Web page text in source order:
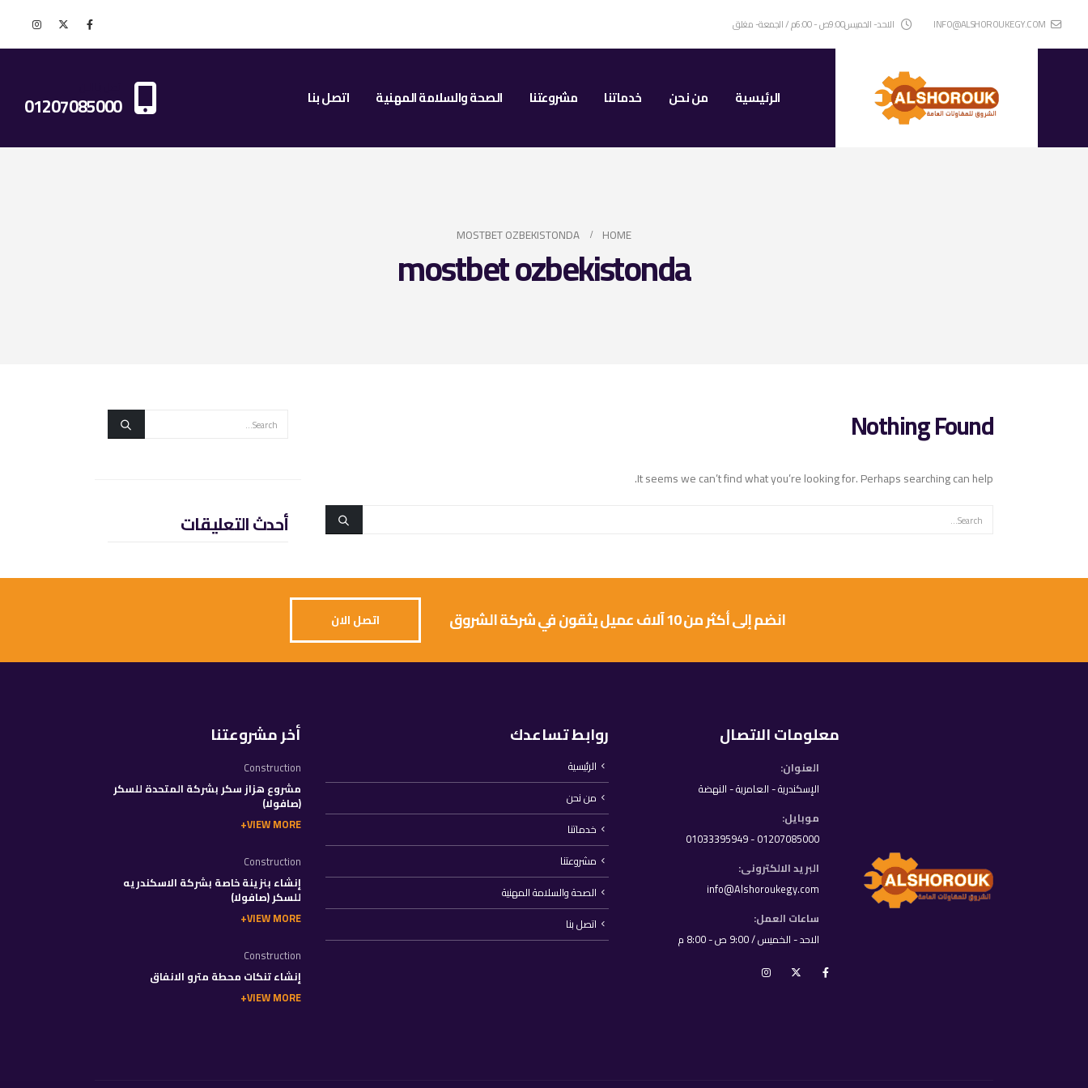
INFO@ALSHOROUKEGY.COM الاحد- الخميس9:00ص - 6:00م / الجمعة- مغلق
الرئيسية من نحن خدماتنا مشروعتنا الصحة والسلامة المهنية اتصل بنا 01207085000
HOME
MOSTBET OZBEKISTONDA
mostbet ozbekistonda
Nothing Found
It seems we can’t find what you’re looking for. Perhaps searching can help.
أحدث التعليقات
انضم إلى أكثر من 10 آلاف عميل يثقون في شركة الشروق اتصل الان
معلومات الاتصال
العنوان:
الإسكندرية - العامرية - النهضة
موبايل:
01207085000 - 01033395949
البريد الالكترونى:
info@Alshoroukegy.com
ساعات العمل:
الاحد - الخميس / 9:00 ص - 8:00 م
روابط تساعدك
الرئيسية
من نحن
خدماتنا
مشروعتنا
الصحة والسلامة المهنية
اتصل بنا
أخر مشروعتنا
Construction
مشروع هزاز سكر بشركة المتحدة للسكر
(صافولا)
VIEW MORE
Construction
إنشاء بنزينة خاصة بشركة الاسكندريه
للسكر (صافولا)
VIEW MORE
Construction
إنشاء تنكات محطة مترو الانفاق
VIEW MORE